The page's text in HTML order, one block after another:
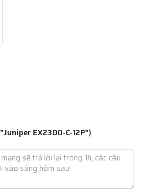
"Juniper EX2300-C-12P")